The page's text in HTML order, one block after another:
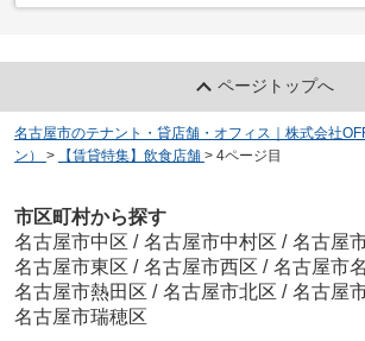
ページトップへ
名古屋市のテナント・貸店舗・オフィス｜株式会社
ン）
> 【賃貸特集】飲食店舗 > 4ページ目
市区町村から探す
名古屋市中区 / 名古屋市中村区 / 名古屋
名古屋市東区 / 名古屋市西区 / 名古屋市
名古屋市熱田区 / 名古屋市北区 / 名古屋
名古屋市瑞穂区